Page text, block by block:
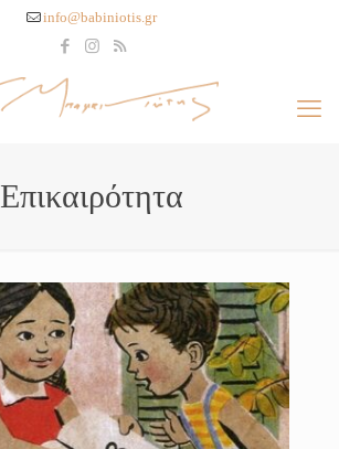
info@babiniotis.gr
Επικαιρότητα